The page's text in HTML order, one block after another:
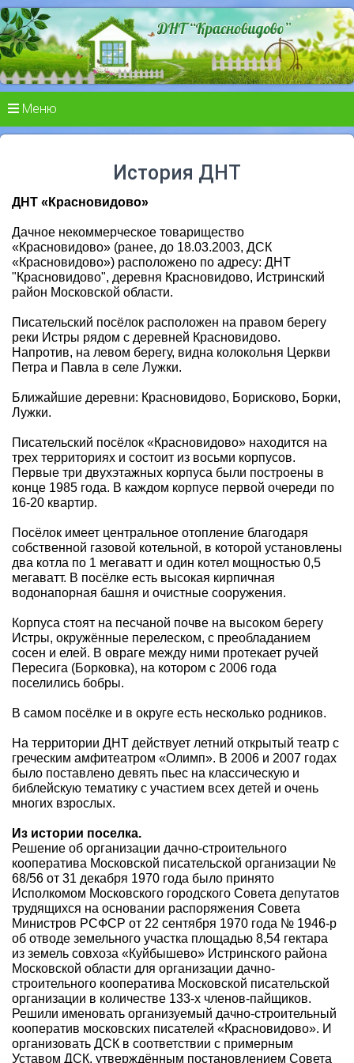
Меню
История ДНТ
ДНТ «Красновидово»
Дачное некоммерческое товарищество
«Красновидово» (ранее, до 18.03.2003, ДСК
«Красновидово») расположено по адресу: ДНТ
"Красновидово", деревня Красновидово, Истринский
район Московской области.
Писательский посёлок расположен на правом берегу
реки Истры рядом с деревней Красновидово.
Напротив, на левом берегу, видна колокольня Церкви
Петра и Павла в селе Лужки.
Ближайшие деревни: Красновидово, Борисково, Борки,
Лужки.
Писательский посёлок «Красновидово» находится на
трех территориях и состоит из восьми корпусов.
Первые три двухэтажных корпуса были построены в
конце 1985 года. В каждом корпусе первой очереди по
16-20 квартир.
Посёлок имеет центральное отопление благодаря
собственной газовой котельной, в которой установлены
два котла по 1 мегаватт и один котел мощностью 0,5
мегаватт. В посёлке есть высокая кирпичная
водонапорная башня и очистные сооружения.
Корпуса стоят на песчаной почве на высоком берегу
Истры, окружённые перелеском, с преобладанием
сосен и елей. В овраге между ними протекает ручей
Пересига (Борковка), на котором с 2006 года
поселились бобры.
В самом посёлке и в округе есть несколько родников.
На территории ДНТ действует летний открытый театр с
греческим амфитеатром «Олимп». В 2006 и 2007 годах
было поставлено девять пьес на классическую и
библейскую тематику с участием всех детей и очень
многих взрослых.
Из истории поселка.
Решение об организации дачно-строительного
кооператива Московской писательской организации №
68/56 от 31 декабря 1970 года было принято
Исполкомом Московского городского Совета депутатов
трудящихся на основании распоряжения Совета
Министров РСФСР от 22 сентября 1970 года № 1946-р
об отводе земельного участка площадью 8,54 гектара
из земель совхоза «Куйбышево» Истринского района
Московской области для организации дачно-
строительного кооператива Московской писательской
организации в количестве 133-х членов-пайщиков.
Решили именовать организуемый дачно-строительный
кооператив московских писателей «Красновидово». И
организовать ДСК в соответствии с примерным
Уставом ДСК, утверждённым постановлением Совета